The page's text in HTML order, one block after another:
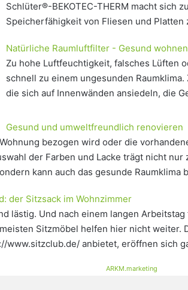
Schlüter®-BEKOTEC-THERM macht sich
Speicherfähigkeit von Fliesen und Platten
Natürliche Raumluftfilter - Gesund
Zu hohe Luftfeuchtigkeit, falsches Lüften
schnell zu einem ungesunden
die sich auf Innenwänden ansiedeln, die
Gesund und umweltfreundlich renovieren
bezogen wird oder die
der Farben und Lacke trägt nicht nur
kann auch das gesunde Raumklima
der Sitzsack im Wohnzimmer
lästig. Und nach einem langen
Sitzmöbel helfen hier nicht weiter.
www.sitzclub.de/ anbietet, eröffnen sich
ARKM.marketing